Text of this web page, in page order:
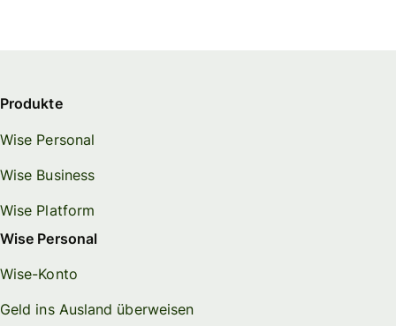
Produkte
Wise Personal
Wise Business
Wise Platform
Wise Personal
Wise-Konto
Geld ins Ausland überweisen